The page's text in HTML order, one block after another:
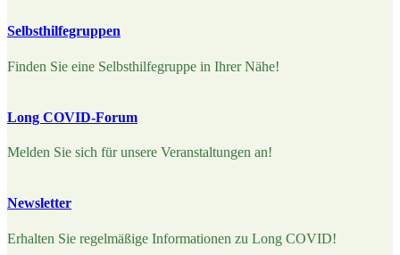
Selbsthilfegruppen
Finden Sie eine Selbsthilfegruppe in Ihrer Nähe!
Long COVID-Forum
Melden Sie sich für unsere Veranstaltungen an!
Newsletter
Erhalten Sie regelmäßige Informationen zu Long COVID!